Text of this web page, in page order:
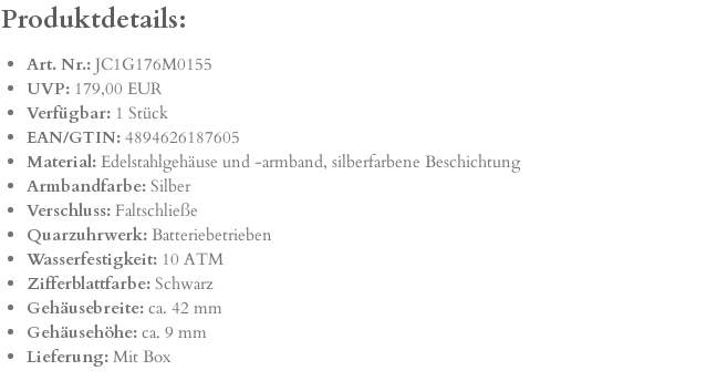
Produktdetails:
Art. Nr.:JC1G176M0155
UVP:179,00 EUR
Verfügbar:1 Stück
EAN/GTIN:4894626187605
Material:Edelstahlgehäuse und -armband, silberfarbene Beschichtung
Armbandfarbe:Silber
Verschluss:Faltschließe
Quarzuhrwerk:Batteriebetrieben
Wasserfestigkeit:10 ATM
Zifferblattfarbe:Schwarz
Gehäusebreite:ca. 42 mm
Gehäusehöhe:ca. 9 mm
Lieferung:Mit Box